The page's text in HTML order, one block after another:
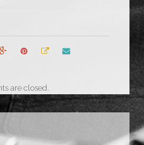
are closed.